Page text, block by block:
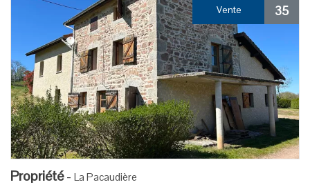
Vente 35
Propriété- La Pacaudière